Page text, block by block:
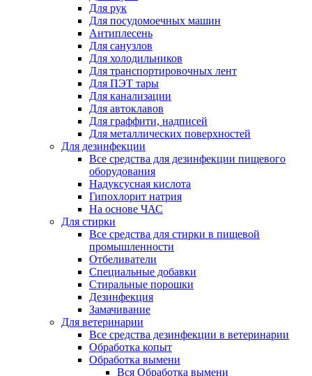
Для рук
Для посудомоечных машин
Антиплесень
Для санузлов
Для холодильников
Для транспортировочных лент
Для ПЭТ тары
Для канализации
Для автоклавов
Для граффити, надписей
Для металлических поверхностей
Для дезинфекции
Все средства для дезинфекции пищевого
оборудования
Надуксусная кислота
Гипохлорит натрия
На основе ЧАС
Для стирки
Все средства для стирки в пищевой
промышленности
Отбеливатели
Специальные добавки
Стиральные порошки
Дезинфекция
Замачивание
Для ветеринарии
Все средства дезинфекции в ветеринарии
Обработка копыт
Обработка вымени
Вся Обработка вымени